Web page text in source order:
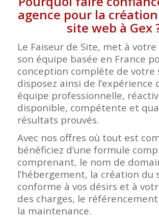
agence pour la
site web à Gex
Le Faiseur de Site, met à
son équipe basée en France
conception complète de votre
disposez ainsi de l’expérience
équipe professionnelle,
disponible, compétente et
résultats prouvés.
Avec nos offres où tout est
bénéficiez d’une formule
comprenant, le nom de
l’hébergement, la création du
conforme à vos désirs et à
des charges, le
la maintenance.